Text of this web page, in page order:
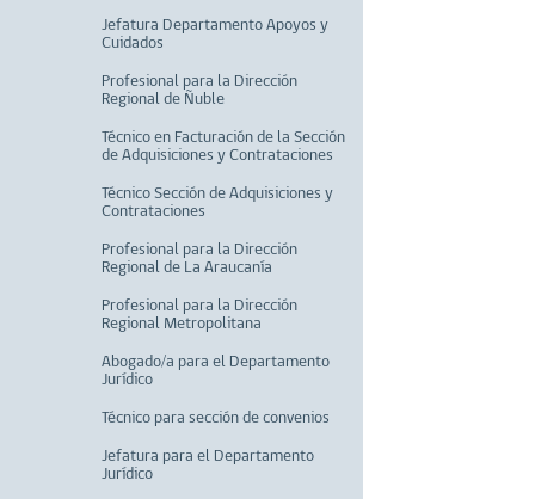
Jefatura Departamento Apoyos y
Cuidados
Profesional para la Dirección
Regional de Ñuble
Técnico en Facturación de la Sección
de Adquisiciones y Contrataciones
Técnico Sección de Adquisiciones y
Contrataciones
Profesional para la Dirección
Regional de La Araucanía
Profesional para la Dirección
Regional Metropolitana
Abogado/a para el Departamento
Jurídico
Técnico para sección de convenios
Jefatura para el Departamento
Jurídico